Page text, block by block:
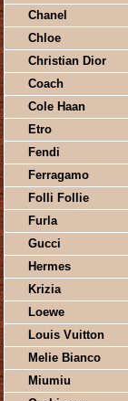
Chanel
Chloe
Christian Dior
Coach
Cole Haan
Etro
Fendi
Ferragamo
Folli Follie
Furla
Gucci
Hermes
Krizia
Loewe
Louis Vuitton
Melie Bianco
Miumiu